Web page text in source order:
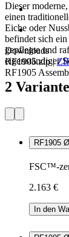
Downloads
RF1905.zip|
RF1905
Dieser
einen
Eiche oder
befindet sich
gepflegte und
eigenständiger
2
RF1905
FSC™-
2.163 €
In den